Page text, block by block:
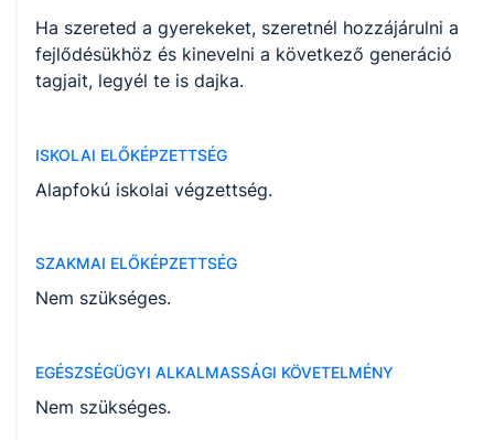
Ha szereted a gyerekeket, szeretnél hozzájárulni a
fejlődésükhöz és kinevelni a következő generáció
tagjait, legyél te is dajka.
ISKOLAI ELŐKÉPZETTSÉG
Alapfokú iskolai végzettség.
SZAKMAI ELŐKÉPZETTSÉG
Nem szükséges.
EGÉSZSÉGÜGYI ALKALMASSÁGI KÖVETELMÉNY
Nem szükséges.